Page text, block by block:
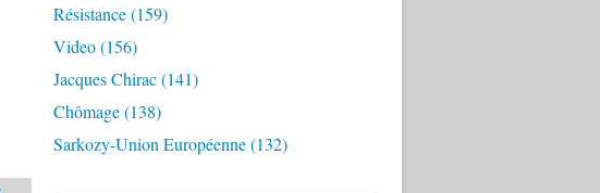
Résistance(159)
Video(156)
Jacques Chirac(141)
Chômage(138)
Sarkozy-Union Européenne(132)